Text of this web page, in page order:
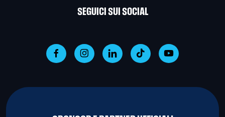
SEGUICI SUI SOCIAL